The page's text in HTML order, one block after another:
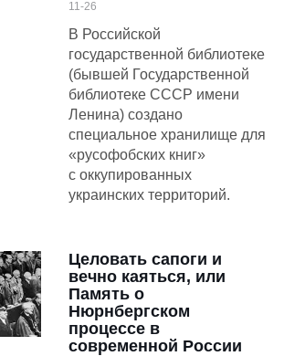
11-26
В Российской
государственной библиотеке
(бывшей Государственной
библиотеке СССР имени
Ленина) создано
специальное хранилище для
«русофобских книг»
с оккупированных
украинских территорий.
Целовать сапоги и
вечно каяться, или
Память о
Нюрнбергском
процессе в
современной России